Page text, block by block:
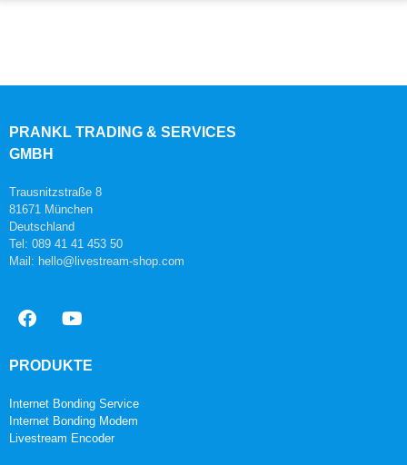
PRANKL TRADING & SERVICES
GMBH
Trausnitzstraße 8
81671 München
Deutschland
Tel: 089 41 41 453 50
Mail: hello@livestream-shop.com
PRODUKTE
Internet Bonding Service
Internet Bonding Modem
Livestream Encoder